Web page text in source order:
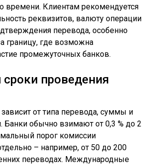
времени. Клиентам рекомендуется
реквизитов, валюту операции
перевода, особенно
границу, где возможна
промежуточных банков.
проведения
от типа перевода, суммы и
Банки обычно взимают от 0,3 % до 2
порог комиссии
– например, от 50 до 200
переводах. Международные